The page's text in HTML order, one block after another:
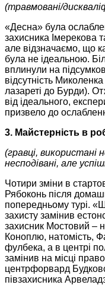
(травмовані/
«Десна» була
захисника Імерекова
але відзначаємо, що
була не ідеальною.
вплинули на
відсутність
лазареті до Бурди).
від ідеального,
призвело до
3. Майстерність в
(гравці, використані
несподівані, але
Чотири зміни в
Рябоконь після
попередньому турі.
захисту замінив
захисник Мостовий –
Коноплю, натомість,
фулбека, а в центрі
замінив на місці
центрфорвард
півзахисника